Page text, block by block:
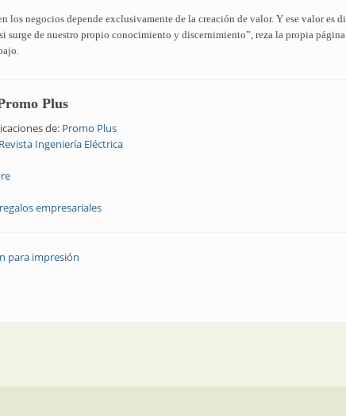
los negocios depende exclusivamente de la creación de valor. Y ese valor es
surge de nuestro propio conocimiento y discernimiento”, reza la propia
Plus
de: Promo Plus
Revista Ingeniería Eléctrica
regalos empresariales
para impresión